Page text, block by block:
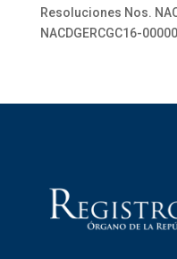
Resoluciones Nos.
NACDGERCGC16-